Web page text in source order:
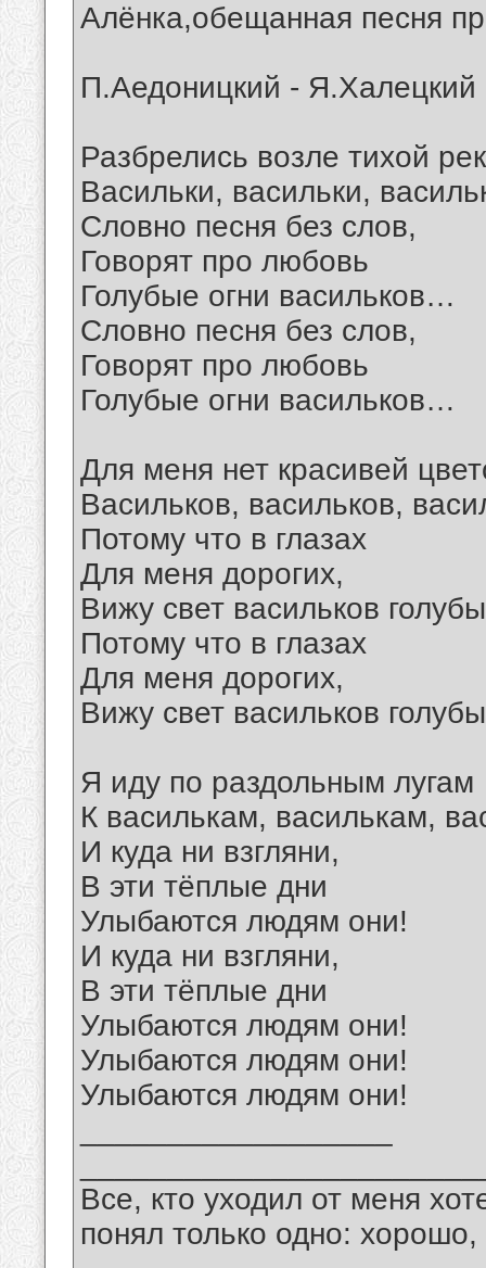
Алёнка,обещанная песня
П.Аедоницкий - Я.Халецкий
Разбрелись возле тихой
Васильки, васильки,
Словно песня без слов,
Говорят про любовь
Голубые огни васильков…
Словно песня без слов,
Говорят про любовь
Голубые огни васильков…
Для меня нет красивей
Васильков, васильков,
Потому что в глазах
Для меня дорогих,
Вижу свет васильков
Потому что в глазах
Для меня дорогих,
Вижу свет васильков
Я иду по раздольным лугам
К василькам, василькам,
И куда ни взгляни,
В эти тёплые дни
Улыбаются людям они!
И куда ни взгляни,
В эти тёплые дни
Улыбаются людям они!
Улыбаются людям они!
Улыбаются людям они!
Все, кто уходил от меня
понял только одно: